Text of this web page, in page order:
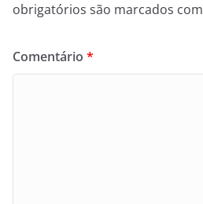
obrigatórios são marcados com
Comentário *